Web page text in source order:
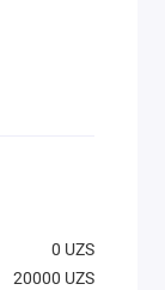
0 UZS
20000 UZS